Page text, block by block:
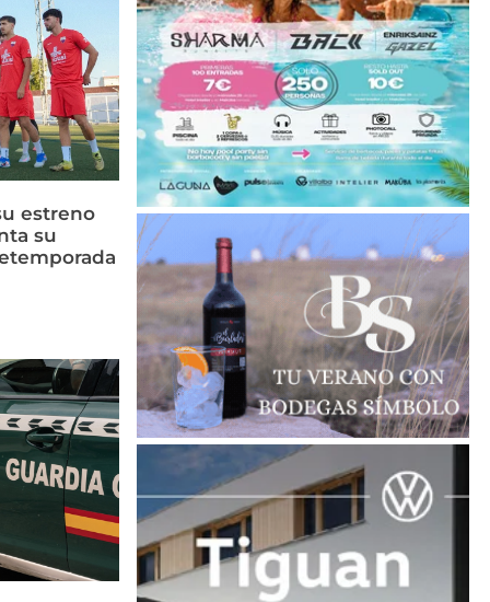
estreno
su